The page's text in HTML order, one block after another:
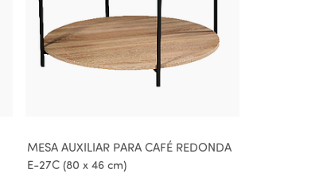
MESA AUXILIAR PARA CAFÉ REDONDA
E-27C (80 x 46 cm)